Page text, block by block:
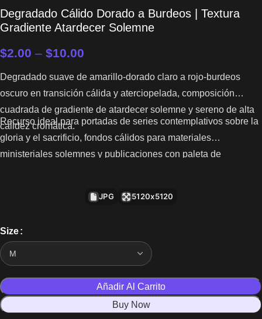
Degradado Cálido Dorado a Burdeos | Textura
Gradiente Atardecer Solemne
$2.00 – $10.00
Degradado suave de amarillo-dorado claro a rojo-burdeos
oscuro en transición cálida y aterciopelada, composición
cuadrada de gradiente de atardecer solemne y sereno de alta
calidez cromática.
Recurso ideal para portadas de series contemplativos sobre la
gloria y el sacrificio, fondos cálidos para materiales
ministeriales solemnes y publicaciones con paleta de
JPG 5120x5120
Size
Añadir Al Carrito
Buy Now